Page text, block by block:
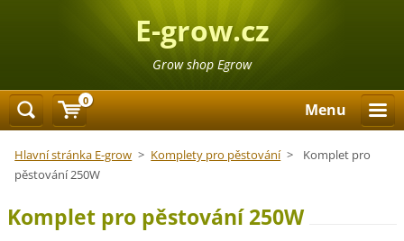
E-grow.cz
Grow shop Egrow
Menu
Hlavní stránka E-grow > Komplety pro pěstování >
Komplet pro
pěstování 250W
Komplet pro pěstování 250W
0